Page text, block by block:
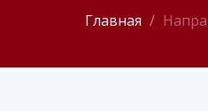
Главная